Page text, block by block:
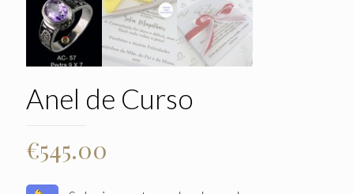
Anel de Curso
€545.00